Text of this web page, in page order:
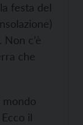
festa del
c’è
che
mondo
il